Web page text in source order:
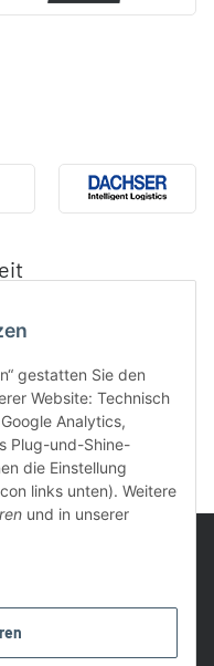
gestatten Sie den
Website: Technisch
Analytics,
Plug-und-Shine-
die Einstellung
links unten). Weitere
und in unserer
des Herstellers für